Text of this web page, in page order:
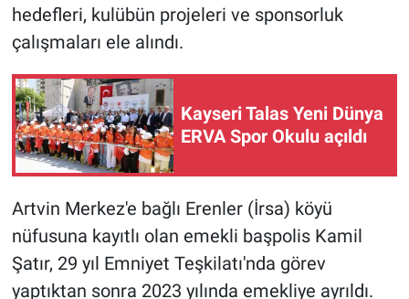
hedefleri, kulübün projeleri ve sponsorluk
çalışmaları ele alındı.
Kayseri Talas Yeni Dünya
ERVA Spor Okulu açıldı
Artvin Merkez'e bağlı Erenler (İrsa) köyü
nüfusuna kayıtlı olan emekli başpolis Kamil
Şatır, 29 yıl Emniyet Teşkilatı'nda görev
yaptıktan sonra 2023 yılında emekliye ayrıldı.